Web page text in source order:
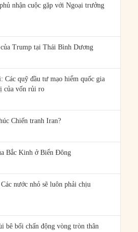
nhận cuộc gặp với Ngoại trưởng
Trump tại Thái Bình Dương
Các quỹ đầu tư mạo hiểm quốc gia
của vốn rủi ro
Chiến tranh Iran?
Bắc Kinh ở Biển Đông
nước nhỏ sẽ luôn phải chịu
bê bối chấn động vòng tròn thân